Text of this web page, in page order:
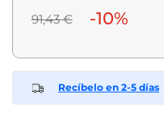
91,43 € -10%
Recíbelo en 2-5 días